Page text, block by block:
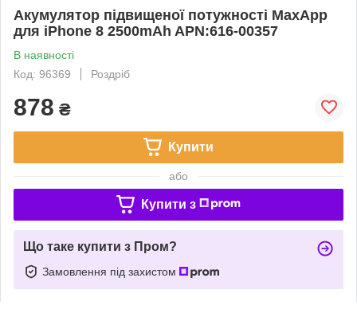
Акумулятор підвищеної потужності MaxApp
для iPhone 8 2500mAh APN:616-00357
В наявності
Код: 96369
Роздріб
878 ₴
Купити
або
Купити з
Що таке купити з Пром?
Замовлення під захистом